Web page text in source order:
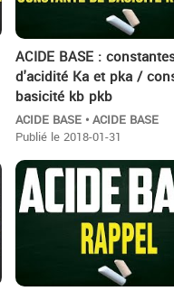
ACIDE BASE :
d'acidité Ka et pka /
basicité kb pkb
ACIDE BASE • ACIDE BASE
Publié le 2018-01-31